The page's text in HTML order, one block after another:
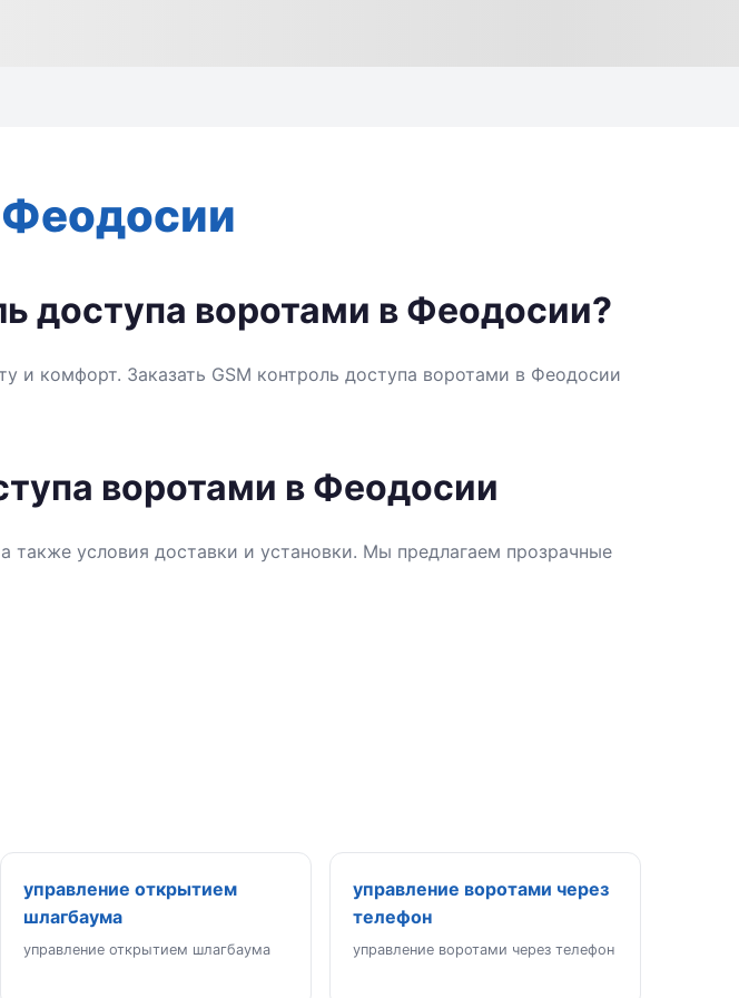
Феодосии
доступа воротами в Феодосии?
и комфорт. Заказать GSM контроль доступа воротами в Феодосии
воротами в Феодосии
также условия доставки и установки. Мы предлагаем прозрачные
управление открытием
шлагбаума
управление открытием шлагбаума
управление воротами через
телефон
управление воротами через телефон